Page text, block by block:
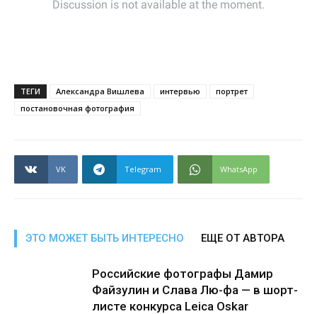
ТЕГИ Александра Вишлева интервью
портрет
постановочная фотография
VK Telegram WhatsApp
ЭТО МОЖЕТ БЫТЬ ИНТЕРЕСНО ЕЩЕ ОТ АВТОРА
Российские фотографы Дамир
Файзулин и Слава Лю-фа — в шорт-
листе конкурса Leica Oskar